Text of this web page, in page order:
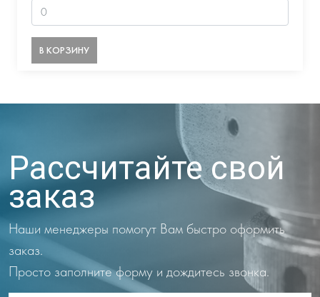
В КОРЗИНУ
Рассчитайте свой
заказ
Наши менеджеры помогут Вам быстро оформить
заказ.
Просто заполните форму и дождитесь звонка.